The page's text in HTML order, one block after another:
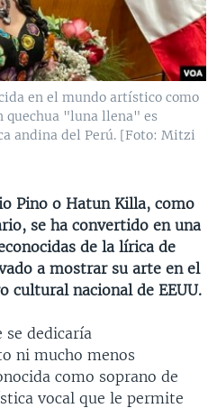
en el mundo artístico como
quechua "luna llena" es
andina del Perú. [Foto: Mitzi
Pino o Hatun Killa, como
se ha convertido en una
de la lírica de
a mostrar su arte en el
cultural nacional de EEUU.
se dedicaría
ni mucho menos
como soprano de
vocal que le permite